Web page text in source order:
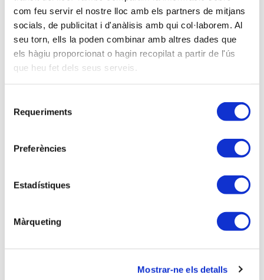
com feu servir el nostre lloc amb els partners de mitjans
socials, de publicitat i d'anàlisis amb qui col·laborem. Al
seu torn, ells la poden combinar amb altres dades que
els hàgiu proporcionat o hagin recopilat a partir de l'ús
que heu fet dels seus serveis.
Requeriments
Preferències
Estadístiques
Màrqueting
Mostrar-ne els detalls
Miembro del Col·legi de Graduats Socials de
Tarragona: 0,00 €
Soy asociado/a
Ponentes
Ciències Econòmiques. Auditor i Censor Jurat de
un café y hablemos de…”, que se celebrará el